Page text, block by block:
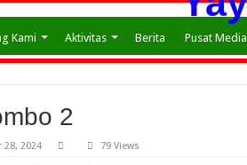
Kami Aktivitas Berita Pusat Media
2
28, 2024 79 Views